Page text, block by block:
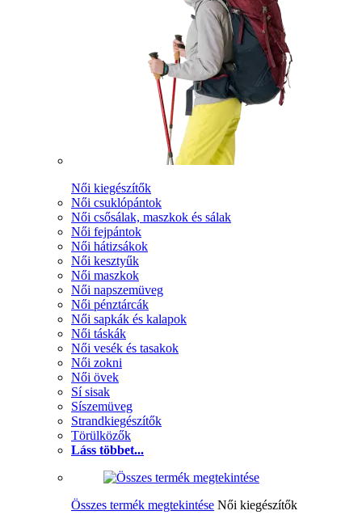
Női kiegészítők
Női csuklópántok
Női csősálak, maszkok és sálak
Női fejpántok
Női hátizsákok
Női kesztyűk
Női maszkok
Női napszemüveg
Női pénztárcák
Női sapkák és kalapok
Női táskák
Női vesék és tasakok
Női zokni
Női övek
Sí sisak
Síszemüveg
Strandkiegészítők
Törülközők
Láss többet...
Összes termék megtekintése Női kiegészítők